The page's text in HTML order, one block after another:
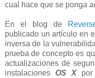
cual hace que se ponga
En el blog de
publicado un artículo en
inversa de la
prueba de concepto es
actualizaciones de
instalacionesOS X